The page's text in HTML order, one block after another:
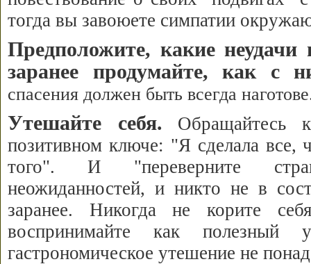
тогда вы завоюете симпатии
Предположите, какие
заранее продумайте, как с
спасения должен быть всегда
Утешайте себя. Обращайтесь
позитивном ключе: "Я сделала
того". И "переверните
неожиданностей, и никто не в
заранее. Никогда не корите
воспринимайте как
гастрономическое утешение не